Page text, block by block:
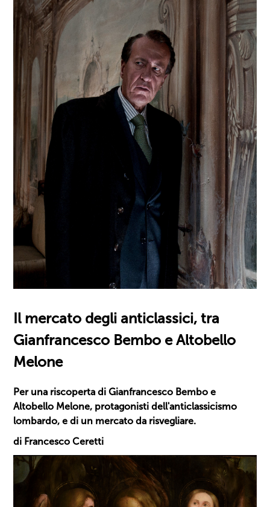
Il mercato degli anticlassici, tra
Gianfrancesco Bembo e Altobello
Melone
Per una riscoperta di Gianfrancesco Bembo e
Altobello Melone, protagonisti dell'anticlassicismo
lombardo, e di un mercato da risvegliare.
di Francesco Ceretti